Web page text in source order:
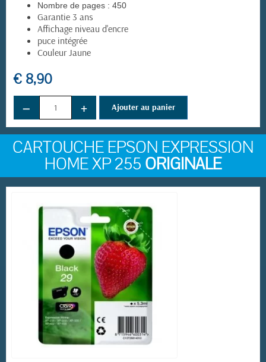
Nombre de pages : 450
Garantie 3 ans
Affichage niveau d'encre
puce intégrée
Couleur Jaune
€ 8,90
− + Ajouter au panier
CARTOUCHE EPSON EXPRESSION
HOME XP 255 ORIGINALE